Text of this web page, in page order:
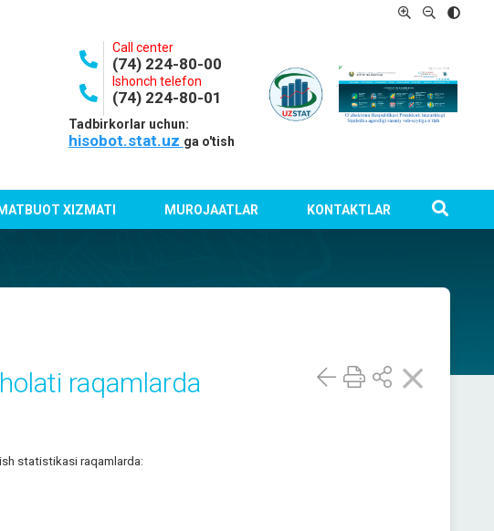
Call center
(74) 224-80-00
Ishonch telefon
(74) 224-80-01
Tadbirkorlar uchun:
hisobot.stat.uz ga o'tish
XIZMATI MUROJAATLAR KONTAKTLAR
raqamlarda
statistikasi raqamlarda: